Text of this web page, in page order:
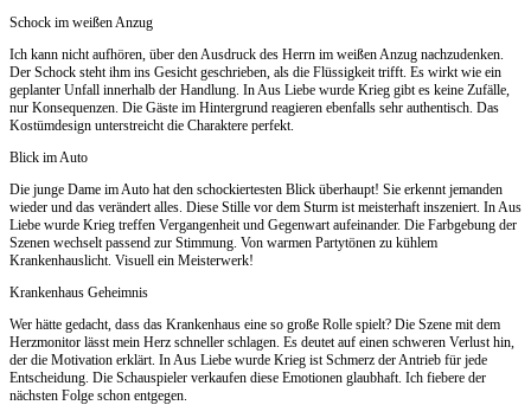
Schock im weißen Anzug
Ich kann nicht aufhören, über den Ausdruck des Herrn im weißen Anzug nachzudenken.
Der Schock steht ihm ins Gesicht geschrieben, als die Flüssigkeit trifft. Es wirkt wie ein
geplanter Unfall innerhalb der Handlung. In Aus Liebe wurde Krieg gibt es keine Zufälle,
nur Konsequenzen. Die Gäste im Hintergrund reagieren ebenfalls sehr authentisch. Das
Kostümdesign unterstreicht die Charaktere perfekt.
Blick im Auto
Die junge Dame im Auto hat den schockiertesten Blick überhaupt! Sie erkennt jemanden
wieder und das verändert alles. Diese Stille vor dem Sturm ist meisterhaft inszeniert. In Aus
Liebe wurde Krieg treffen Vergangenheit und Gegenwart aufeinander. Die Farbgebung der
Szenen wechselt passend zur Stimmung. Von warmen Partytönen zu kühlem
Krankenhauslicht. Visuell ein Meisterwerk!
Krankenhaus Geheimnis
Wer hätte gedacht, dass das Krankenhaus eine so große Rolle spielt? Die Szene mit dem
Herzmonitor lässt mein Herz schneller schlagen. Es deutet auf einen schweren Verlust hin,
der die Motivation erklärt. In Aus Liebe wurde Krieg ist Schmerz der Antrieb für jede
Entscheidung. Die Schauspieler verkaufen diese Emotionen glaubhaft. Ich fiebere der
nächsten Folge schon entgegen.